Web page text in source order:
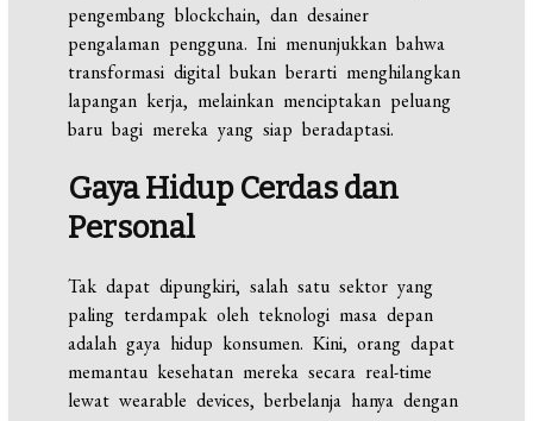
pengembang blockchain, dan desainer
pengalaman pengguna. Ini menunjukkan bahwa
transformasi digital bukan berarti menghilangkan
lapangan kerja, melainkan menciptakan peluang
baru bagi mereka yang siap beradaptasi.
Gaya Hidup Cerdas dan
Personal
Tak dapat dipungkiri, salah satu sektor yang
paling terdampak oleh teknologi masa depan
adalah gaya hidup konsumen. Kini, orang dapat
memantau kesehatan mereka secara real-time
lewat wearable devices, berbelanja hanya dengan